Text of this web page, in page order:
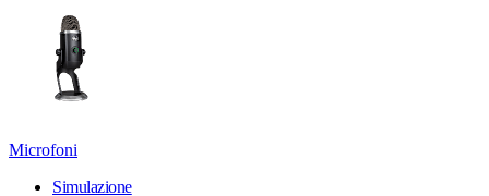
Microfoni
Simulazione